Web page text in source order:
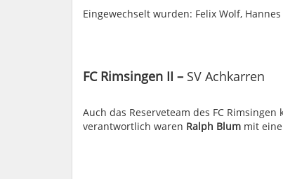
Eingewechselt wurden: Felix Wolf,
FC Rimsingen II – SV Achkarren
Auch das Reserveteam des FC
verantwortlich waren Ralph Blum mit